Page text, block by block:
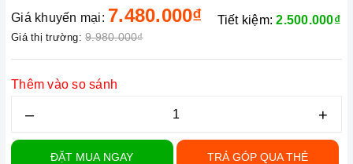
Giá khuyến mại: 7.480.000₫
Giá thị trường: 9.980.000₫
Tiết kiệm:2.500.000₫
Thêm vào so sánh
– +
ĐẶT MUA NGAY TRẢ GÓP QUA THẺ